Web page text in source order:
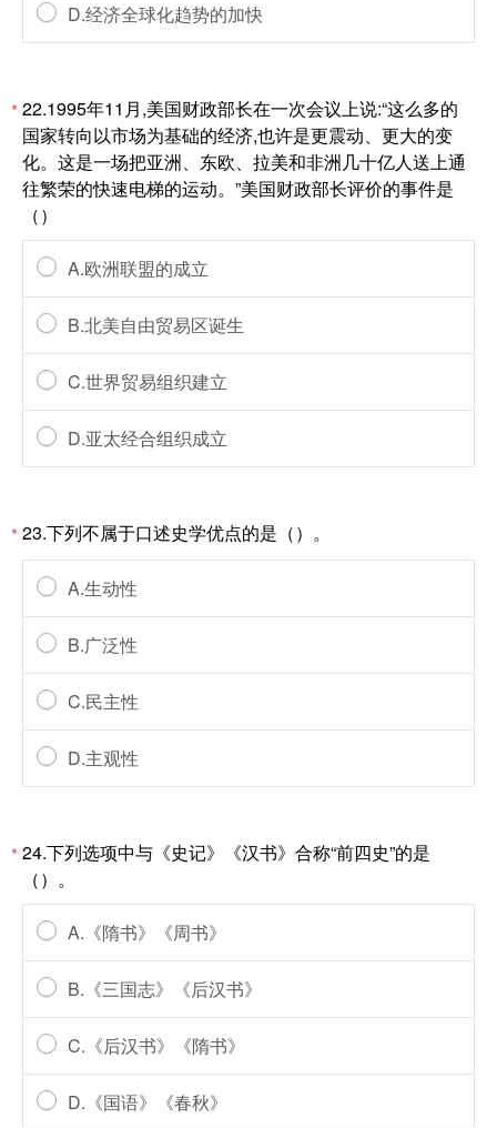
D.经济全球化趋势的加快
*22.1995年11月,美国财政部长在一次会议上说:“这么多的
国家转向以市场为基础的经济,也许是更震动、更大的变
化。这是一场把亚洲、东欧、拉美和非洲几十亿人送上通
往繁荣的快速电梯的运动。”美国财政部长评价的事件是
（）
A.欧洲联盟的成立
B.北美自由贸易区诞生
C.世界贸易组织建立
D.亚太经合组织成立
*23.下列不属于口述史学优点的是（）。
A.生动性
B.广泛性
C.民主性
D.主观性
*24.下列选项中与《史记》《汉书》合称“前四史”的是
（）。
A.《隋书》《周书》
B.《三国志》《后汉书》
C.《后汉书》《隋书》
D.《国语》《春秋》